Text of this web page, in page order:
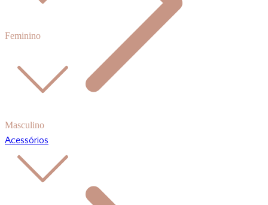
Feminino
Masculino
Acessórios